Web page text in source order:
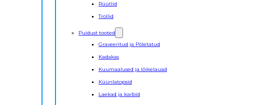
Rüütlid
Trollid
Puidust tooted
Graveeritud ja Põletatud
Kadakas
Kuumaalused ja lõikelauad
Küünlatopsid
Laekad ja karbid